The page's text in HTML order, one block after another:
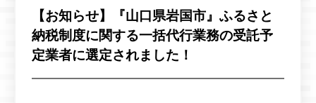
【お知らせ】『山口県岩国市』ふるさと
納税制度に関する一括代行業務の受託予
定業者に選定されました！